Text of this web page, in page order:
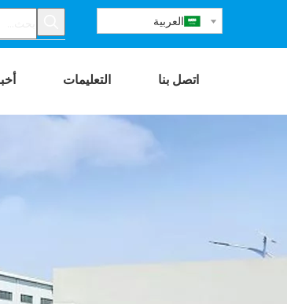
العربية
اتصل بنا التعليمات